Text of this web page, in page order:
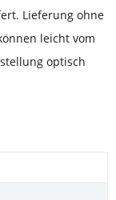
Lieferung ohne
leicht vom
optisch